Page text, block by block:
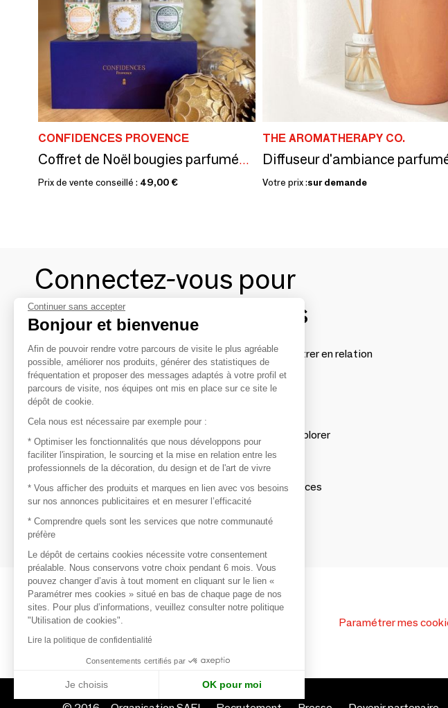
CONFIDENCES PROVENCE
Coffret de Noël bougies parfumée Confidences Provence
Prix de vente conseillé : 49,00 €
THE AROMATHERAPY CO.
Votre prix :sur demande
Connectez-vous pour
contacter les marques
Afin de profiter au mieux de l'expérience MOM et de rentrer en relation
avec vos marques préférées, créez-vous un compte.
Découvrir
Les produits de milliers de fournisseurs à explorer
S'inspirer
Inspiration et sélections de produits tendances
Contacter
Paramétrer mes
Continuer sans accepter
Bonjour et bienvenue
Afin de pouvoir rendre votre parcours de visite le plus agréable
possible, améliorer nos produits, générer des statistiques de
fréquentation et proposer des messages adaptés à votre profil et
parcours de visite, nos équipes ont mis en place sur ce site le
dépôt de cookie.
Cela nous est nécessaire par exemple pour :
* Optimiser les fonctionnalités que nous développons pour
faciliter l'inspiration, le sourcing et la mise en relation entre les
professionnels de la décoration, du design et de l'art de vivre
* Vous afficher des produits et marques en lien avec vos besoins
sur nos annonces publicitaires et en mesurer l’efficacité
* Comprendre quels sont les services que notre communauté
préfère
Le dépôt de certains cookies nécessite votre consentement
préalable. Nous conservons votre choix pendant 6 mois. Vous
pouvez changer d’avis à tout moment en cliquant sur le lien «
Paramétrer mes cookies » situé en bas de chaque page de nos
sites. Pour plus d’informations, veuillez consulter notre politique
"Utilisation de cookies".
Lire la politique de confidentialité
Consentements certifiés par
Je choisis OK pour moi